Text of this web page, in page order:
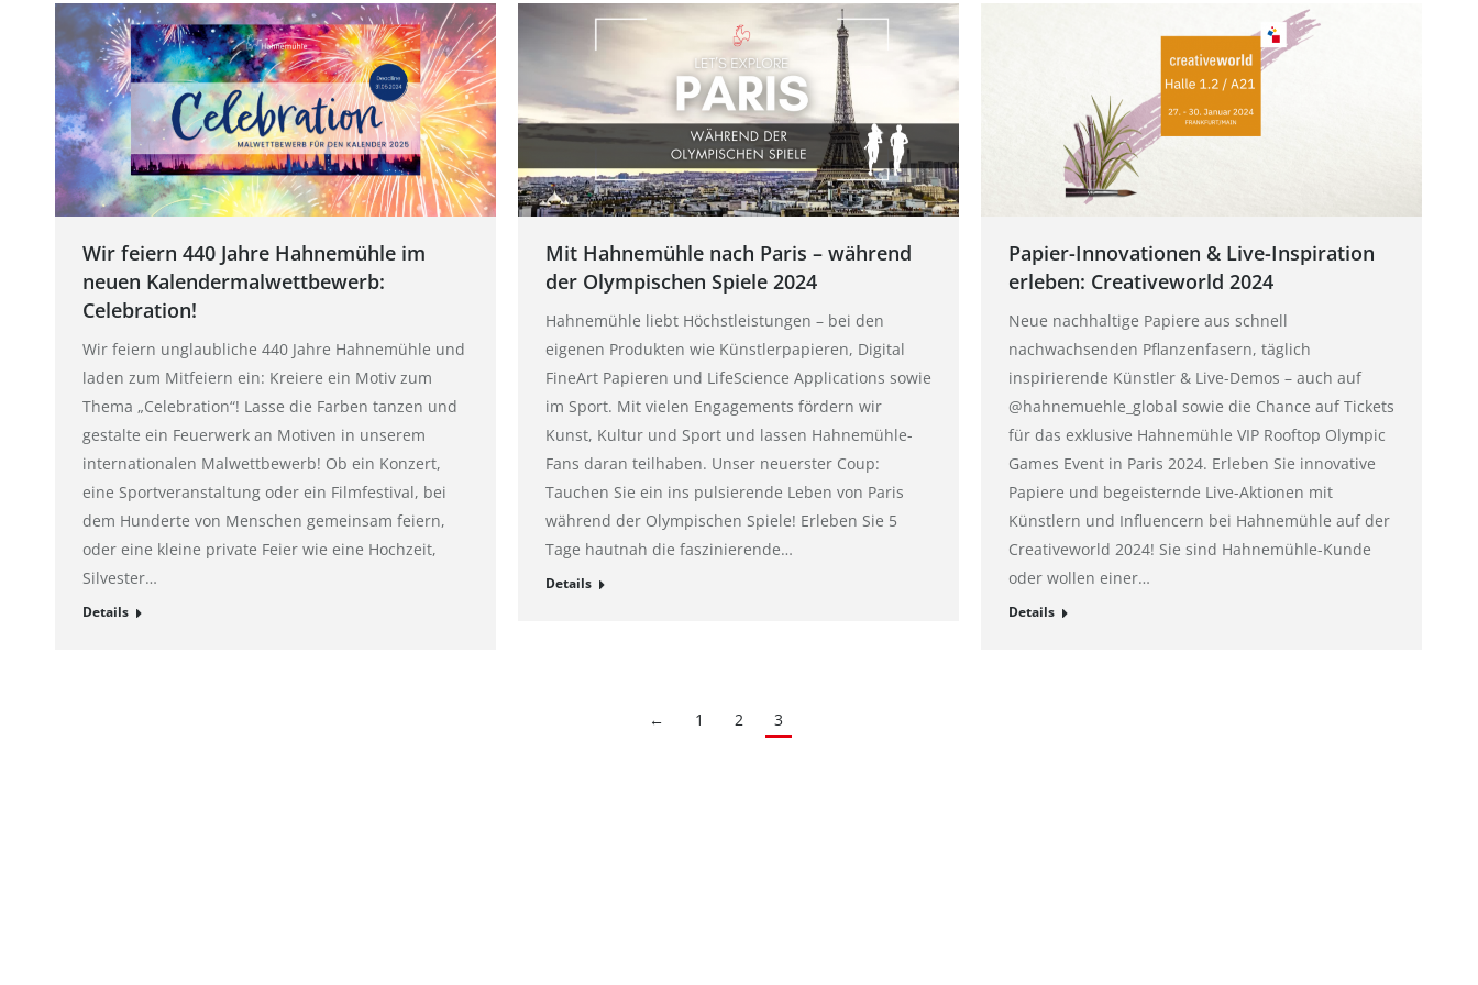
Wir feiern 440 Jahre Hahnemühle im
neuen Kalendermalwettbewerb:
Celebration!
Wir feiern unglaubliche 440 Jahre Hahnemühle und
laden zum Mitfeiern ein: Kreiere ein Motiv zum
Thema „Celebration“! Lasse die Farben tanzen und
gestalte ein Feuerwerk an Motiven in unserem
internationalen Malwettbewerb! Ob ein Konzert,
eine Sportveranstaltung oder ein Filmfestival, bei
dem Hunderte von Menschen gemeinsam feiern,
oder eine kleine private Feier wie eine Hochzeit,
Silvester…
Details
Mit Hahnemühle nach Paris – während
der Olympischen Spiele 2024
Hahnemühle liebt Höchstleistungen – bei den
eigenen Produkten wie Künstlerpapieren, Digital
FineArt Papieren und LifeScience Applications sowie
im Sport. Mit vielen Engagements fördern wir
Kunst, Kultur und Sport und lassen Hahnemühle-
Fans daran teilhaben. Unser neuerster Coup:
Tauchen Sie ein ins pulsierende Leben von Paris
während der Olympischen Spiele! Erleben Sie 5
Tage hautnah die faszinierende…
Details
Papier-Innovationen & Live-Inspiration
erleben: Creativeworld 2024
Neue nachhaltige Papiere aus schnell
nachwachsenden Pflanzenfasern, täglich
inspirierende Künstler & Live-Demos – auch auf
@hahnemuehle_global sowie die Chance auf Tickets
für das exklusive Hahnemühle VIP Rooftop Olympic
Games Event in Paris 2024. Erleben Sie innovative
Papiere und begeisternde Live-Aktionen mit
Künstlern und Influencern bei Hahnemühle auf der
Creativeworld 2024! Sie sind Hahnemühle-Kunde
oder wollen einer…
Details
← 1 2 3